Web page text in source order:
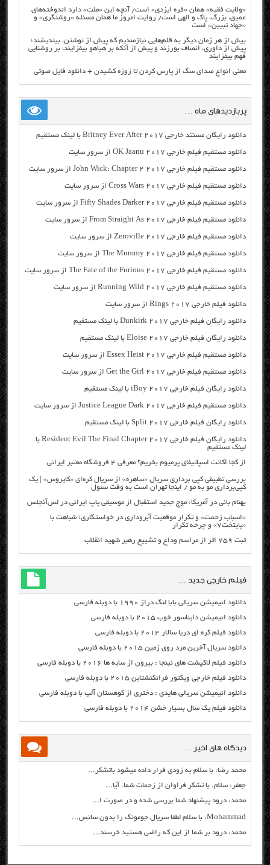
«ولایت فقیه» همان «فره ایزدی» است/ آنچه این «ملت» دارد اندوخته‌های
عمیق، بزرگ، پاک و الهی است/ روایت امروز ما همان مسئله «روشنگری» و
«جهاد تبیین» است
بیش از هر زمان دیگر به قلم‌هایی نیازمندیم که پیش از نوشتن، بیندیشند؛
پیش از داوری، انصاف بورزند و پیش از آنکه بر هیاهو بیفزایند، بر روشنایی
فهم بیفزایند
معنی انواع صدای سگ از پارس کردن تا زوزه کشیدن + دانلود فایل صوتی
پربازدیدهای ماه …
دانلود رایگان مسنتد خارجی Britney Ever After 2017 با لینک مستقیم
دانلود مستقیم فیلم خارجی OK Jaanu 2017 از سرور سایت
دانلود مستقیم فیلم خارجی John Wick: Chapter 2 2017 از سرور سایت
دانلود مستقیم فیلم خارجی Cross Wars 2017 از سرور سایت
دانلود مستقیم فیلم خارجی Fifty Shades Darker 2017 از سرور سایت
دانلود مستقیم فیلم خارجی From Straight As 2017 از سرور سایت
دانلود مستقیم فیلم خارجی Zeroville 2017 از سرور سایت
دانلود مستقیم فیلم خارجی The Mummy 2017 از سرور سایت
دانلود مستقیم فیلم خارجی The Fate of the Furious 2017 از سرور سایت
دانلود مستقیم فیلم خارجی Running Wild 2017 از سرور سایت
دانلود فیلم خارجی Rings 2017 از سرور سایت
دانلود رایگان فیلم خارجی Dunkirk 2017 با لینک مستقیم
دانلود رایگان فیلم خارجی Eloise 2017 با لینک مستقیم
دانلود مستقیم فیلم خارجی Essex Heist 2017 از سرور سایت
دانلود مستقیم فیلم خارجی Get the Girl 2017 از سرور سایت
دانلود رایگان فیلم خارجی iBoy 2017 با لینک مستقیم
دانلود مستقیم فیلم خارجی Justice League Dark 2017 از سرور سایت
دانلود رایگان فیلم خارجی Split 2017 با لینک مستقیم
دانلود رایگان فیلم خارجی Resident Evil The Final Chapter 2017 با
لینک مستقیم
از کجا اکانت اسپاتیفای پرمیوم بخریم؟ معرفی ۴ فروشگاه معتبر ایرانی
بررسی تطبیقی کپی برداری سریال «ساهره» از سریال کره‌ای «کایروس» | یک
کپی‌برداری مو به مو / اینجا تهران است به وقت سئول
بهنام بانی در آمریکا: موج جدید استقبال از موسیقی پاپ ایرانی در لس‌آنجلس
«اسباب زحمت» و تکرار موقعیت آبروداری در خواستگاری؛ شباهت با
«پایتخت۷» و چرخه تکرار
ثبت ۷۵۹ اثر از مراسم وداع و تشییع رهبر شهید انقلاب
فیلم خارجی جدید …
دانلود انیمیشن سریالی بابا لنگ دراز ۱۹۹۰ با دوبله فارسی
دانلود انیمیشن دایناسور خوب ۲۰۱۵ با دوبله فارسی
دانلود فیلم کره ای دریا سالار ۲۰۱۴ با دوبله فارسی
دانلود سریال آخرین مرد روی زمین ۲۰۱۵ با دوبله فارسی
دانلود فیلم لاکپشت های نینجا : بیرون از سایه ها ۲۰۱۶ با دوبله فارسی
دانلود فیلم خارجی ویکتور فرانکنشتاین ۲۰۱۵ با دوبله فارسی
دانلود انیمیشن سریالی هایدی : دختری از کوهستان آلپ با دوبله فارسی
دانلود فیلم یک سال بسیار خشن ۲۰۱۴ با دوبله فارسی
دیدگاه های اخیر …
محمد رضا: با سلام به زودی قرار داده میشود باتشکر...
جعفر: سلام. با تشکر فراوان از زحمات شما. آیا...
محمد: درود پیشنهاد شما بررسی شده و در صورت ا...
Mohammad: با سلام لطفا سریال جومونگ را بدون سانس...
محمد: درود بر شما از این که راضی هستید خرسند...